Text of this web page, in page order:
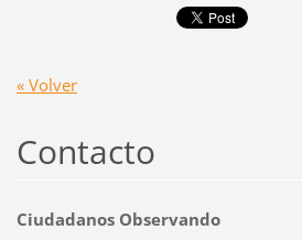
« Volver
Contacto
Ciudadanos Observando